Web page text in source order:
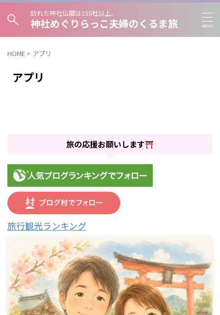
訪れた神社仏閣は150社以上。
神社めぐりらっこ夫婦のくるま旅
HOME > アプリ
アプリ
旅の応援お願いします
旅行観光ランキング